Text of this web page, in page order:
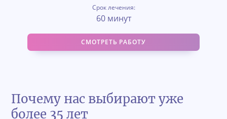
Срок лечения:
60 минут
СМОТРЕТЬ РАБОТУ
Почему нас выбирают уже
более 35 лет